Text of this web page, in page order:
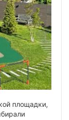
площадки,